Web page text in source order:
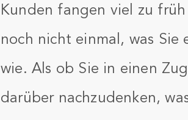
Kunden fangen viel zu
noch nicht einmal, was Sie
wie. Als ob Sie in einen
darüber nachzudenken,